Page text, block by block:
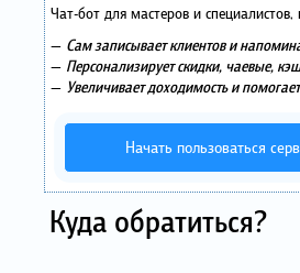
Чат-бот для мастеров и
— Сам записывает клиентов и
— Персонализирует скидки, чаевые,
— Увеличивает доходимость и
Начать пользоваться
Куда обратиться?